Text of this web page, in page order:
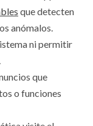
que detecten
anómalos.
ni permitir
que
o funciones